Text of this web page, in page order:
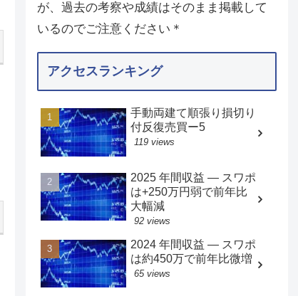
が、過去の考察や成績はそのまま掲載して
いるのでご注意ください＊
アクセスランキング
手動両建て順張り損切り
付反復売買ー5
119 views
2025 年間収益 — スワポ
は+250万円弱で前年比
大幅減
92 views
2024 年間収益 — スワポ
は約450万で前年比微増
65 views